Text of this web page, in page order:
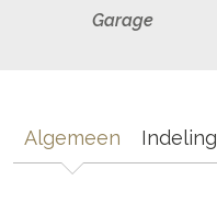
Garage
Algemeen Indeling